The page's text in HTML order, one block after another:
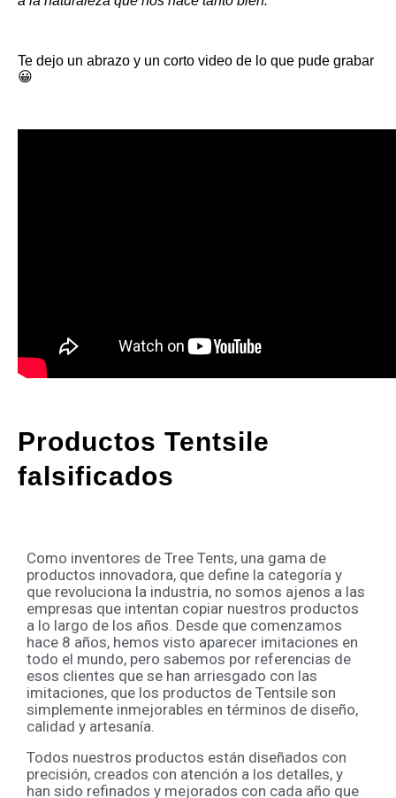
Te dejo un abrazo y un corto video de lo que pude grabar
😀
Productos Tentsile
falsificados
Como inventores de Tree Tents, una gama de
productos innovadora, que define la categoría y
que revoluciona la industria, no somos ajenos a las
empresas que intentan copiar nuestros productos
a lo largo de los años. Desde que comenzamos
hace 8 años, hemos visto aparecer imitaciones en
todo el mundo, pero sabemos por referencias de
esos clientes que se han arriesgado con las
imitaciones, que los productos de Tentsile son
simplemente inmejorables en términos de diseño,
calidad y artesanía.
Todos nuestros productos están diseñados con
precisión, creados con atención a los detalles, y
han sido refinados y mejorados con cada año que